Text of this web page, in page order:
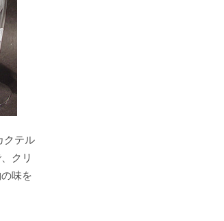
クテル
クリ
味を